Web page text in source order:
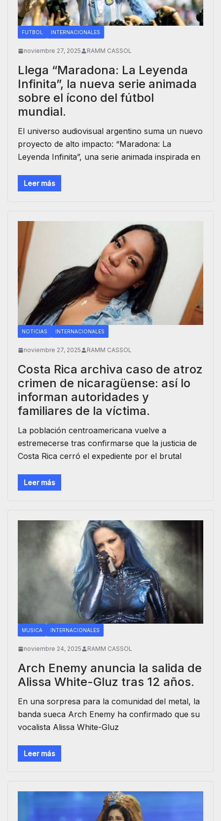
FUTBOL INTERNACIONALES
noviembre 27, 2025 RAMM CASSOL
Llega “Maradona: La Leyenda
Infinita”, la nueva serie animada
sobre el ícono del fútbol
mundial.
El universo audiovisual argentino suma un nuevo
proyecto de alto impacto: “Maradona: La
Leyenda Infinita”, una serie animada inspirada en
Leer más
NOTICIAS INTERNACIONALES
noviembre 27, 2025 RAMM CASSOL
Costa Rica archiva caso de atroz
crimen de nicaragüense: así lo
informan autoridades y
familiares de la víctima.
La población centroamericana vuelve a
estremecerse tras confirmarse que la justicia de
Costa Rica cerró el expediente por el brutal
Leer más
MUSICA INTERNACIONALES
noviembre 24, 2025 RAMM CASSOL
Arch Enemy anuncia la salida de
Alissa White-Gluz tras 12 años.
En una sorpresa para la comunidad del metal, la
banda sueca Arch Enemy ha confirmado que su
vocalista Alissa White-Gluz
Leer más